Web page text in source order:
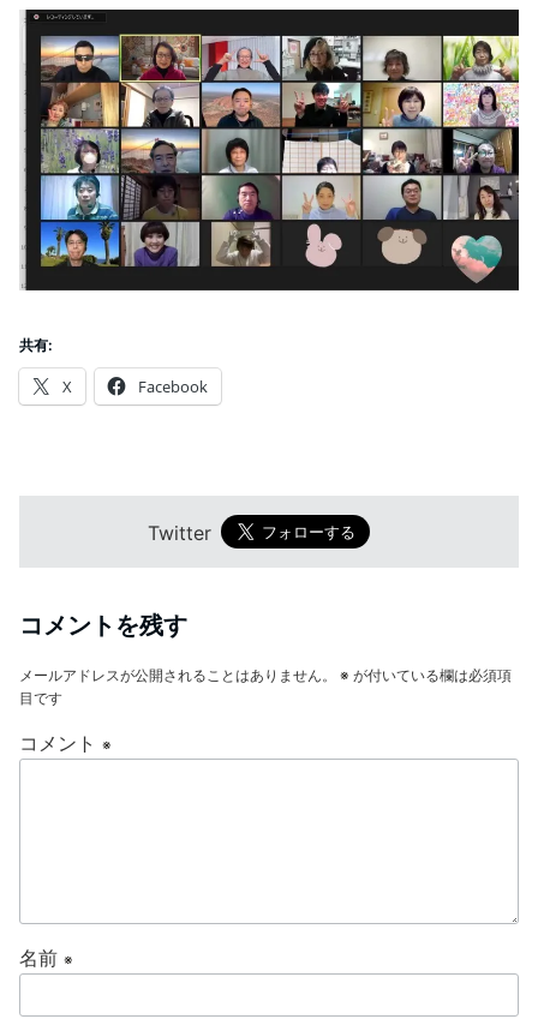
共有:
X Facebook
Twitter
コメントを残す
メールアドレスが公開されることはありません。 ※ が付いている欄は必須項
目です
コメント ※
名前 ※